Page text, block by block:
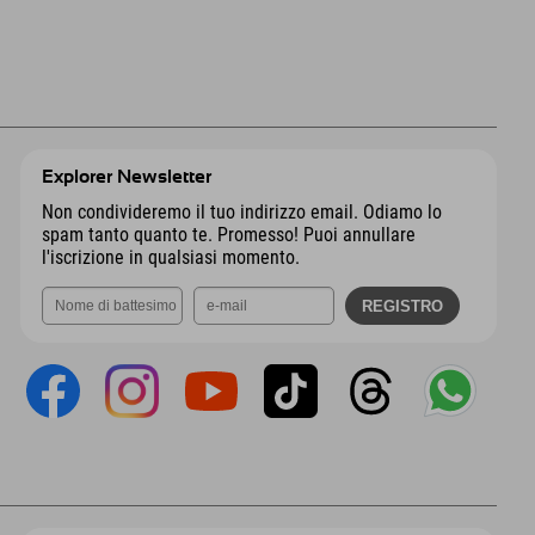
Explorer Newsletter
Non condivideremo il tuo indirizzo email. Odiamo lo
spam tanto quanto te. Promesso! Puoi annullare
l'iscrizione in qualsiasi momento.